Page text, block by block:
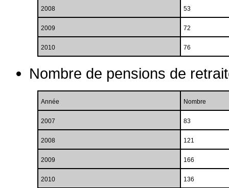
2008 53
2009 72
2010 76
Nombre de pensions de
Année Nombre
2007 83
2008 121
2009 166
2010 136